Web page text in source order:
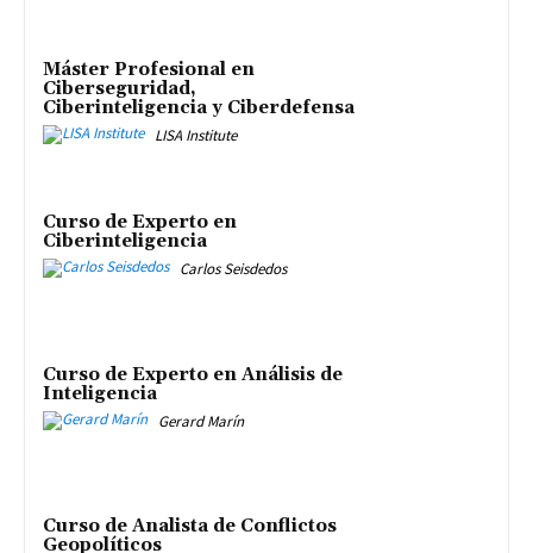
Máster Profesional en
Ciberseguridad,
Ciberinteligencia y Ciberdefensa
LISA Institute
Curso de Experto en
Ciberinteligencia
Carlos Seisdedos
Curso de Experto en Análisis de
Inteligencia
Gerard Marín
Curso de Analista de Conflictos
Geopolíticos